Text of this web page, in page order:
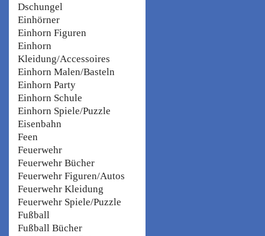
Dschungel
Einhörner
Einhorn Figuren
Einhorn
Kleidung/Accessoires
Einhorn Malen/Basteln
Einhorn Party
Einhorn Schule
Einhorn Spiele/Puzzle
Eisenbahn
Feen
Feuerwehr
Feuerwehr Bücher
Feuerwehr Figuren/Autos
Feuerwehr Kleidung
Feuerwehr Spiele/Puzzle
Fußball
Fußball Bücher